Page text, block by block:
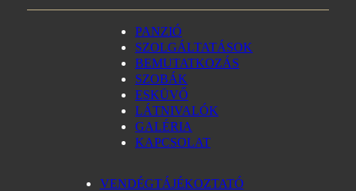
PANZIÓ
SZOLGÁLTATÁSOK
BEMUTATKOZÁS
SZOBÁK
ESKÜVŐ
LÁTNIVALÓK
GALÉRIA
KAPCSOLAT
VENDÉGTÁJÉKOZTATÓ